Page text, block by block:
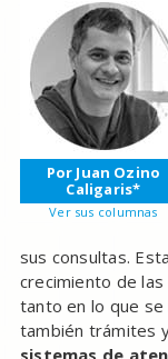
Por Juan Ozino
Caligaris*
Ver sus columnas
sus consultas.
crecimiento de
tanto en lo que
también trámites